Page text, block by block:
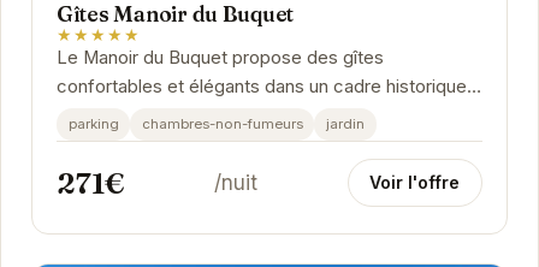
Gîtes Manoir du Buquet
★★★★★
Le Manoir du Buquet propose des gîtes
confortables et élégants dans un cadre historique
exceptionnel. Profitez d'un jardin paisible, d'un
parking...
parking chambres-non-fumeurs jardin
271€ /nuit Voir l'offre